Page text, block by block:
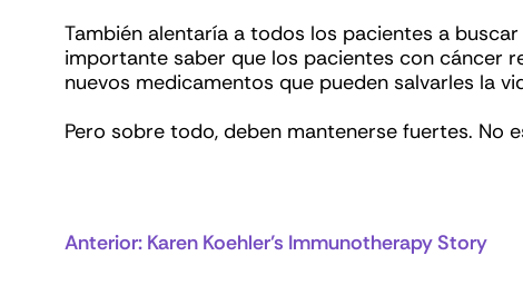
También alentaría a todos los pacientes a
importante saber que los pacientes con cáncer
nuevos medicamentos que pueden salvarles la
Pero sobre todo, deben mantenerse fuertes. No
Anterior: Karen Koehler’s Immunotherapy Story